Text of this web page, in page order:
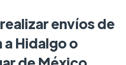
envíos de
a Hidalgo o